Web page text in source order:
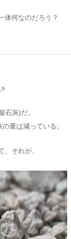
体何なのだろう？
石灰)だ。
量は減っている。
、それが、